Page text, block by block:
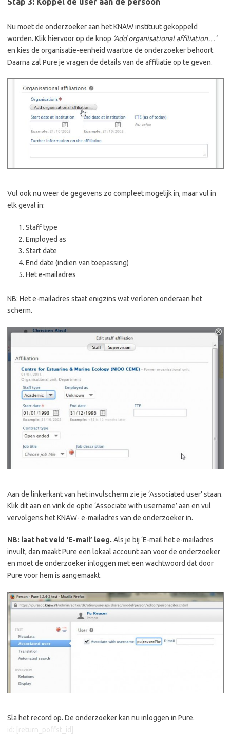
Nu moet de onderzoeker aan het KNAW instituut gekoppeld
worden. Klik hiervoor op de knop ‘Add organisational affiliation…’
en kies de organisatie-eenheid waartoe de onderzoeker behoort.
Daarna zal Pure je vragen de details van de affiliatie op te geven.
Vul ook nu weer de gegevens zo compleet mogelijk in, maar vul in
elk geval in:
Staff type
Employed as
Start date
End date (indien van toepassing)
Het e-mailadres
NB: Het e-mailadres staat enigzins wat verloren onderaan het
scherm.
Aan de linkerkant van het invulscherm zie je ‘Associated user’ staan.
Klik dit aan en vink de optie ‘Associate with username’ aan en vul
vervolgens het KNAW- e-mailadres van de onderzoeker in.
NB: laat het veld ‘E-mail’ leeg. Als je bij ‘E-mail het e-mailadres
invult, dan maakt Pure een lokaal account aan voor de onderzoeker
en moet de onderzoeker inloggen met een wachtwoord dat door
Pure voor hem is aangemaakt.
Sla het record op. De onderzoeker kan nu inloggen in Pure.
id: [return_poffst_id]